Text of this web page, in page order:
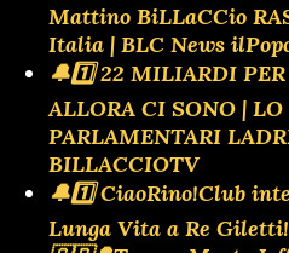
Mattino BiLLaCCio
Italia | BLC News
🔔1️⃣ 22 MILIARDI
ALLORA CI SONO |
PARLAMENTARI
BILLACCIOTV
🔔1️⃣ CiaoRino!Club
Lunga Vita a Re